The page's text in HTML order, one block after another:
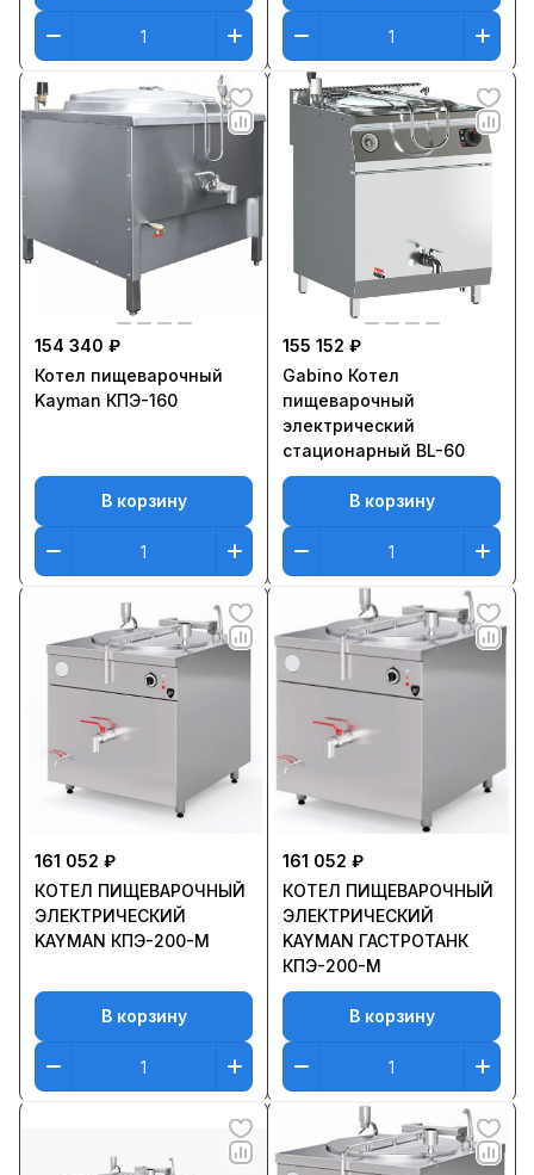
154 340 ₽
Котел пищеварочный
Kayman КПЭ-160
В корзину
155 152 ₽
Gabino Котел
пищеварочный
электрический
стационарный BL-60
В корзину
161 052 ₽
КOТЕЛ ПИЩЕВАРОЧНЫЙ
ЭЛЕКТРИЧЕСКИЙ
KAYMAN КПЭ-200-М
В корзину
161 052 ₽
КOТЕЛ ПИЩЕВАРОЧНЫЙ
ЭЛЕКТРИЧЕСКИЙ
KAYMAN ГАСТРОТАНК
КПЭ-200-М
В корзину